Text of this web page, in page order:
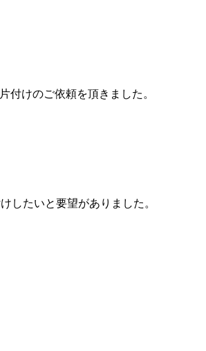
付けのご依頼を頂きました。
したいと要望がありました。